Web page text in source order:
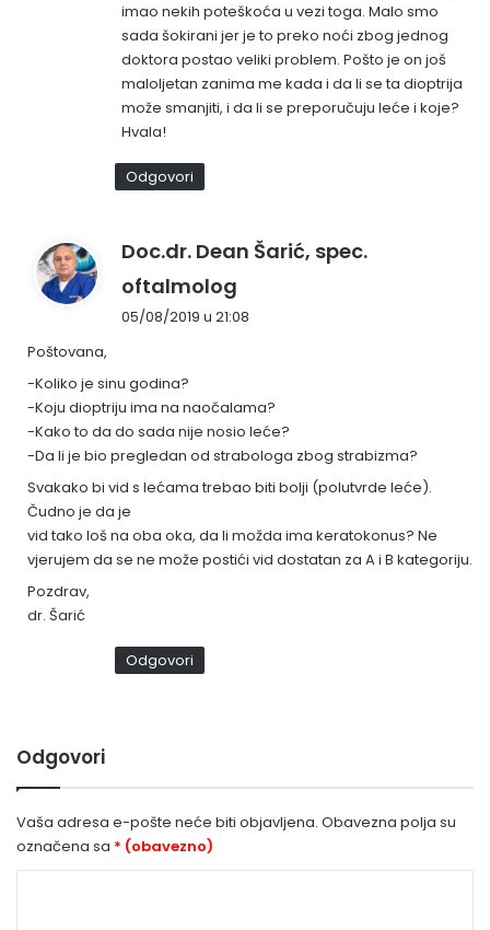
imao nekih poteškoća u vezi toga. Malo smo
sada šokirani jer je to preko noći zbog jednog
doktora postao veliki problem. Pošto je on još
maloljetan zanima me kada i da li se ta dioptrija
može smanjiti, i da li se preporučuju leće i koje?
Hvala!
Odgovori
Doc.dr. Dean Šarić, spec.
oftalmolog
a
a
o
:
05/08/2019 u 21:08
Poštovana,
-Koliko je sinu godina?
-Koju dioptriju ima na naočalama?
-Kako to da do sada nije nosio leće?
-Da li je bio pregledan od strabologa zbog strabizma?
Svakako bi vid s lećama trebao biti bolji (polutvrde leće).
Čudno je da je
vid tako loš na oba oka, da li možda ima keratokonus? Ne
vjerujem da se ne može postići vid dostatan za A i B kategoriju.
Pozdrav,
dr. Šarić
Odgovori
Odgovori
Vaša adresa e-pošte neće biti objavljena. Obavezna polja su
označena sa * (obavezno)